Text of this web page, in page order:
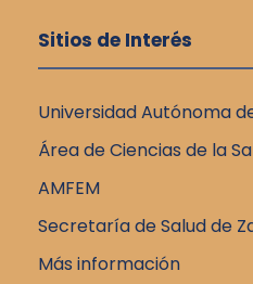
Sitios de Interés
Universidad Autónoma
Área de Ciencias de la
AMFEM
Secretaría de Salud de
Más información